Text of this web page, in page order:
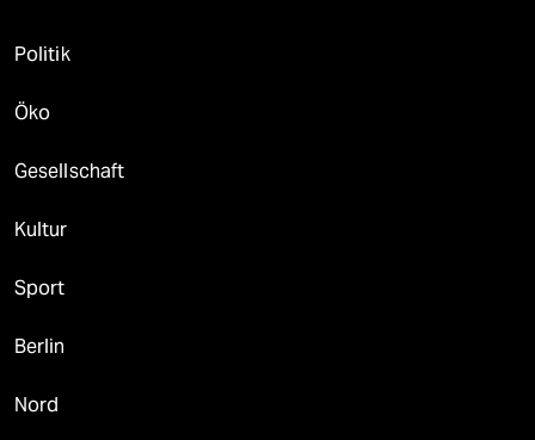
Politik
Öko
Gesellschaft
Kultur
Sport
Berlin
Nord